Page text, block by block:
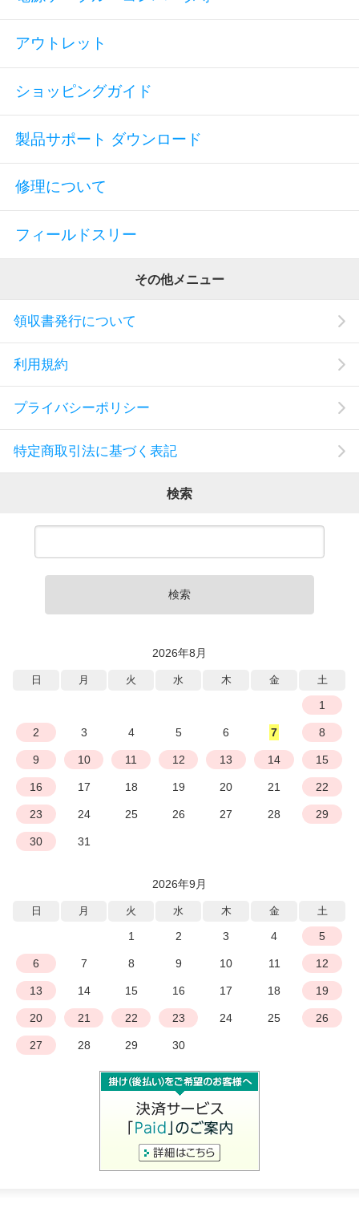
アウトレット
ショッピングガイド
製品サポート ダウンロード
修理について
フィールドスリー
その他メニュー
領収書発行について
利用規約
プライバシーポリシー
特定商取引法に基づく表記
検索
検索
2026年8月
日 月 火 水 木 金 土
1
2 3 4 5 6 7 8
9 10 11 12 13 14 15
16 17 18 19 20 21 22
23 24 25 26 27 28 29
30 31
2026年9月
日 月 火 水 木 金 土
1 2 3 4 5
6 7 8 9 10 11 12
13 14 15 16 17 18 19
20 21 22 23 24 25 26
27 28 29 30